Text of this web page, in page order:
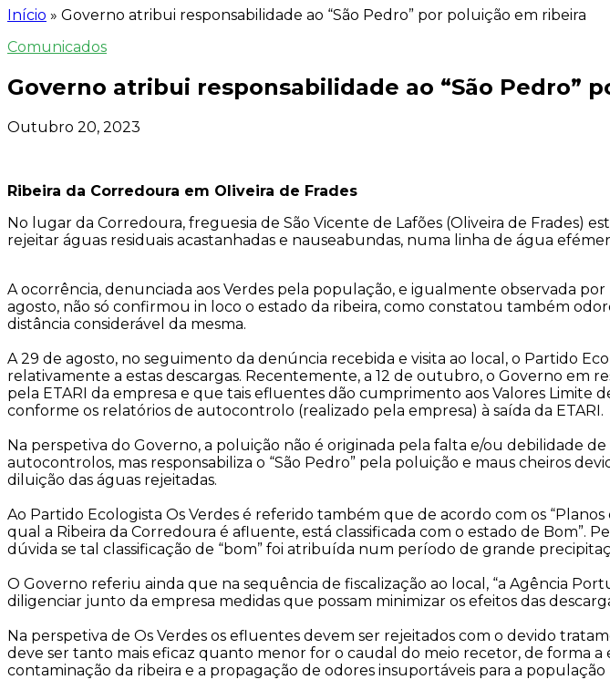
Início » Governo atribui responsabilidade ao “São Pedro” por poluição em ribeira
Comunicados
Governo atribui responsabilidade ao “São Pedro”
Outubro 20, 2023
Ribeira da Corredoura em Oliveira de Frades
No lugar da Corredoura, freguesia de São Vicente de Lafões (Oliveira de Frades)
rejeitar águas residuais acastanhadas e nauseabundas, numa linha de água
A ocorrência, denunciada aos Verdes pela população, e igualmente observada
agosto, não só confirmou in loco o estado da ribeira, como constatou também
distância considerável da mesma.
A 29 de agosto, no seguimento da denúncia recebida e visita ao local, o Partido
relativamente a estas descargas. Recentemente, a 12 de outubro, o Governo em
pela ETARI da empresa e que tais efluentes dão cumprimento aos Valores Limite
conforme os relatórios de autocontrolo (realizado pela empresa) à saída da ETARI.
Na perspetiva do Governo, a poluição não é originada pela falta e/ou debilidade
autocontrolos, mas responsabiliza o “São Pedro” pela poluição e maus cheiros
diluição das águas rejeitadas.
Ao Partido Ecologista Os Verdes é referido também que de acordo com os
qual a Ribeira da Corredoura é afluente, está classificada com o estado de Bom”.
dúvida se tal classificação de “bom” foi atribuída num período de grande
O Governo referiu ainda que na sequência de fiscalização ao local, “a Agência
diligenciar junto da empresa medidas que possam minimizar os efeitos das
Na perspetiva de Os Verdes os efluentes devem ser rejeitados com o devido
deve ser tanto mais eficaz quanto menor for o caudal do meio recetor, de forma
contaminação da ribeira e a propagação de odores insuportáveis para a